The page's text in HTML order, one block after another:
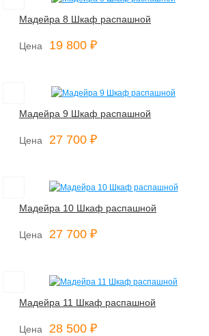
Мадейра 8 Шкаф распашной
Цена 19 800 ₽
Мадейра 9 Шкаф распашной
Цена 27 700 ₽
Мадейра 10 Шкаф распашной
Цена 27 700 ₽
Мадейра 11 Шкаф распашной
Цена 28 500 ₽